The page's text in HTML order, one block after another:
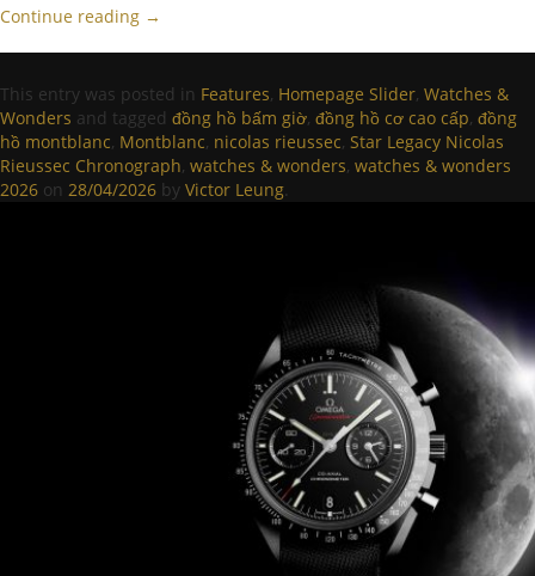
Continue reading →
This entry was posted in Features, Homepage Slider, Watches &
Wonders and tagged đồng hồ bấm giờ, đồng hồ cơ cao cấp, đồng
hồ montblanc, Montblanc, nicolas rieussec, Star Legacy Nicolas
Rieussec Chronograph, watches & wonders, watches & wonders
2026 on 28/04/2026 by Victor Leung.